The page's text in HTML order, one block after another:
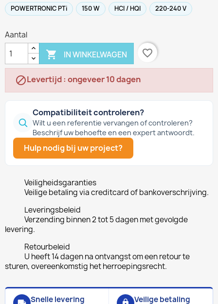
POWERTRONIC PTi 150 W HCI / HQI 220-240 V
Aantal
 IN WINKELWAGEN favorite_border
Levertijd : ongeveer 10 dagen
Compatibiliteit controleren?
Wilt u een referentie vervangen of controleren?
Beschrijf uw behoefte en een expert antwoordt.
Hulp nodig bij uw project?
Veiligheidsgaranties
Veilige betaling via creditcard of bankoverschrijving.
Leveringsbeleid
Verzending binnen 2 tot 5 dagen met gevolgde
levering.
Retourbeleid
U heeft 14 dagen na ontvangst om een retour te
sturen, overeenkomstig het herroepingsrecht.
Snelle levering Veilige betaling